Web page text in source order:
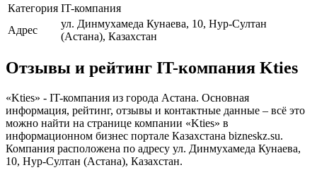
Категория IT-компания
Адрес
ул. Динмухамеда Кунаева, 10, Нур-Султан
(Астана), Казахстан
Отзывы и рейтинг IT-компания Kties
«Kties» - IT-компания из города Астана. Основная
информация, рейтинг, отзывы и контактные данные – всё это
можно найти на странице компании «Kties» в
информационном бизнес портале Казахстана bizneskz.su.
Компания расположена по адресу ул. Динмухамеда Кунаева,
10, Нур-Султан (Астана), Казахстан.